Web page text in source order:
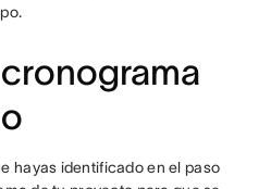
hayas identificado en el paso